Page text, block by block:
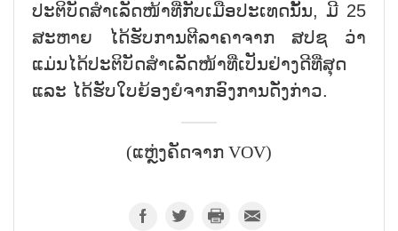
ປະຕິບັດສຳເລັດໜ້າທີ່ກັບເມືອປະເທດນັ້ນ, ມີ 25
ສະຫາຍ ໄດ້ຮັບການຕີລາຄາຈາກ ສປຊ ວ່າ
ແມ່ນໄດ້ປະຕິບັດສຳເລັດໜ້າທີ່ເປັນຢ່າງດີທີ່ສຸດ
ແລະ ໄດ້ຮັບໃບຍ້ອງຍໍຈາກອົງການດັ່ງກ່າວ.
(ແຫຼ່ງຄັດຈາກ VOV)